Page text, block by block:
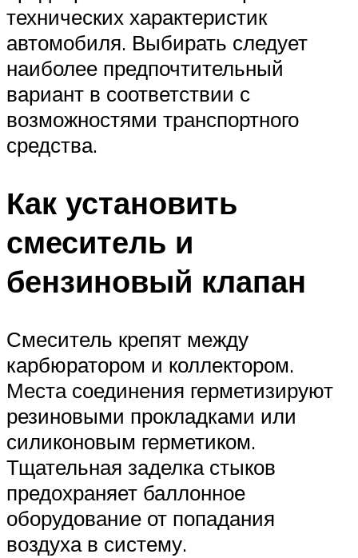
технических характеристик
автомобиля. Выбирать следует
наиболее предпочтительный
вариант в соответствии с
возможностями транспортного
средства.
Как установить
смеситель и
бензиновый клапан
Смеситель крепят между
карбюратором и коллектором.
Места соединения герметизируют
резиновыми прокладками или
силиконовым герметиком.
Тщательная заделка стыков
предохраняет баллонное
оборудование от попадания
воздуха в систему.